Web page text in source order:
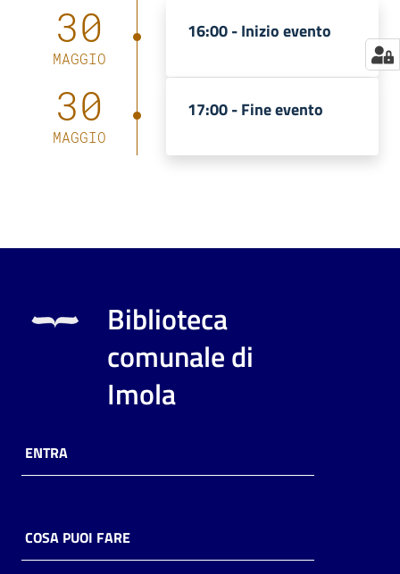
30
MAGGIO
16:00 -Inizio evento
30
MAGGIO
17:00 -Fine evento
Biblioteca
comunale di
Imola
ENTRA
COSA PUOI FARE